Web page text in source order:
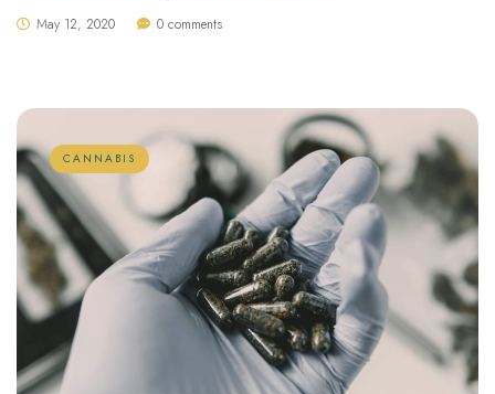
May 12, 2020 0 comments
CANNABIS